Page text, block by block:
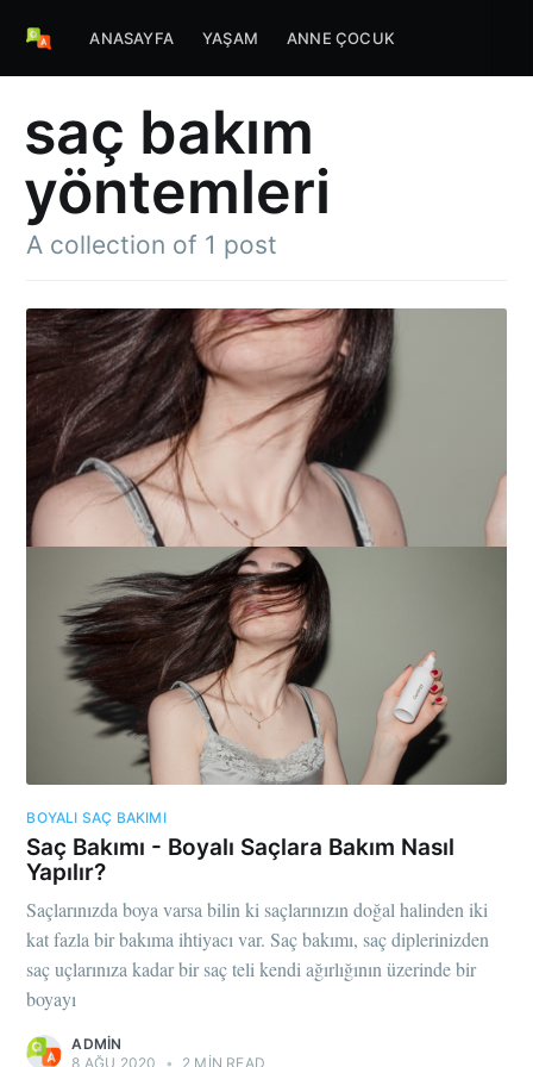
ANASAYFA YAŞAM ANNE ÇOCUK
saç bakım
yöntemleri
A collection of 1 post
BOYALI SAÇ BAKIMI
Saç Bakımı - Boyalı Saçlara Bakım Nasıl
Yapılır?
Saçlarınızda boya varsa bilin ki saçlarınızın doğal halinden iki
kat fazla bir bakıma ihtiyacı var. Saç bakımı, saç diplerinizden
saç uçlarınıza kadar bir saç teli kendi ağırlığının üzerinde bir
boyayı
ADMIN
8 AĞU 2020
• 2 MIN READ